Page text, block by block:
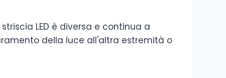
LED è diversa e continua a
della luce all'altra estremità o